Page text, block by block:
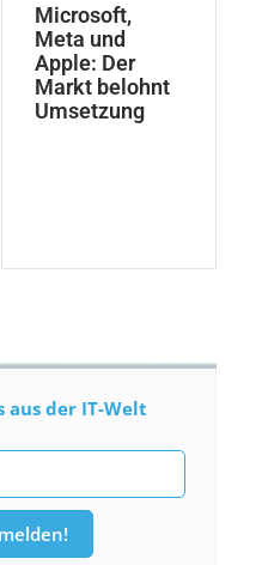
Microsoft,
Meta und
Apple: Der
Markt belohnt
Umsetzung
aus der IT-Welt